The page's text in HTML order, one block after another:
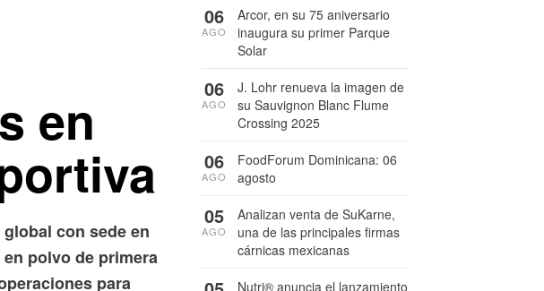
en
con sede en
polvo de primera
para
Arcor, en su 75 aniversario
inaugura su primer Parque
Solar
06
AGO
J. Lohr renueva la imagen de
su Sauvignon Blanc Flume
Crossing 2025
06
AGO
FoodForum Dominicana: 06
agosto
06
AGO
Analizan venta de SuKarne,
una de las principales firmas
cárnicas mexicanas
05
AGO
Nutri® anuncia el lanzamiento